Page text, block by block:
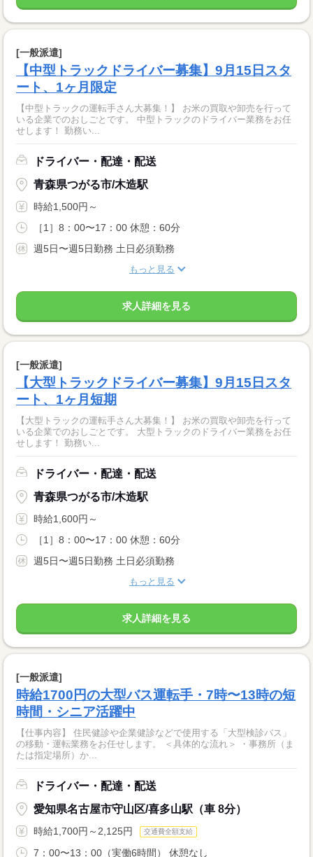
[一般派遣]
【中型トラックドライバー募集】9月15日スタ
ート、1ヶ月限定
【中型トラックの運転手さん大募集！】 お米の買取や卸売を行って
いる企業でのおしごとです。 中型トラックのドライバー業務をお任
せします！ 勤務い...
ドライバー・配達・配送
青森県つがる市/木造駅
時給1,500円～
［1］8：00〜17：00 休憩：60分
週5日〜週5日勤務 土日必須勤務
もっと見る
求人詳細を見る
[一般派遣]
【大型トラックドライバー募集】9月15日スタ
ート、1ヶ月短期
【大型トラックの運転手さん大募集！】 お米の買取や卸売を行って
いる企業でのおしごとです。 大型トラックのドライバー業務をお任
せします！ 勤務い...
ドライバー・配達・配送
青森県つがる市/木造駅
時給1,600円～
［1］8：00〜17：00 休憩：60分
週5日〜週5日勤務 土日必須勤務
もっと見る
求人詳細を見る
[一般派遣]
時給1700円の大型バス運転手・7時〜13時の短
時間・シニア活躍中
【仕事内容】 住民健診や企業健診などで使用する「大型検診バス」
の移動・運転業務をお任せします。 ＜具体的な流れ＞ ・事務所（ま
たは指定場所）か...
ドライバー・配達・配送
愛知県名古屋市守山区/喜多山駅（車 8分）
時給1,700円～2,125円 交通費全額支給
7：00〜13：00（実働6時間） 休憩なし